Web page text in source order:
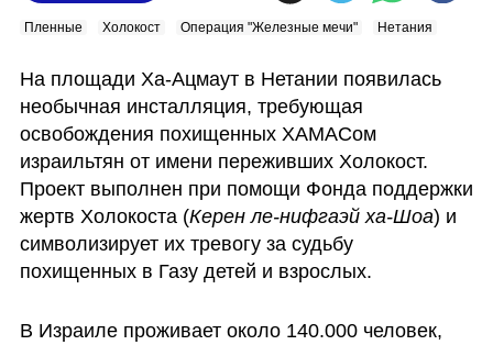
Пленные Холокост Операция "Железные мечи" Нетания
На площади Ха-Ацмаут в Нетании появилась
необычная инсталляция, требующая
освобождения похищенных ХАМАСом
израильтян от имени переживших Холокост.
Проект выполнен при помощи Фонда поддержки
жертв Холокоста (Керен ле-нифгаэй ха-Шоа) и
символизирует их тревогу за судьбу
похищенных в Газу детей и взрослых.
В Израиле проживает около 140.000 человек,